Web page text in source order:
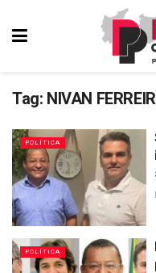
Tag: NIVAN
POLÍTICA
POLÍTICA